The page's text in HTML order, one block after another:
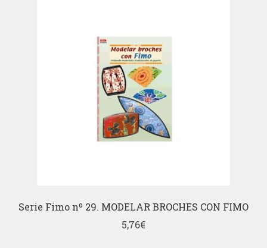
Serie Fimo nº 29. MODELAR BROCHES CON FIMO
5,76€